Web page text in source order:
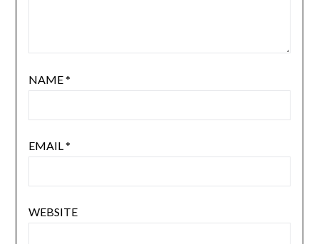
NAME*
EMAIL*
WEBSITE